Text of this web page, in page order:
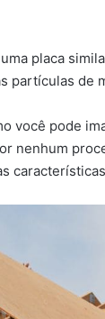
placa
partículas de
você pode
nenhum